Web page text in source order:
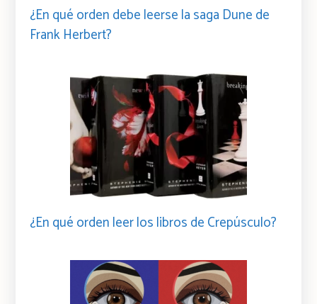
¿En qué orden debe leerse la saga Dune de
Frank Herbert?
¿En qué orden leer los libros de Crepúsculo?